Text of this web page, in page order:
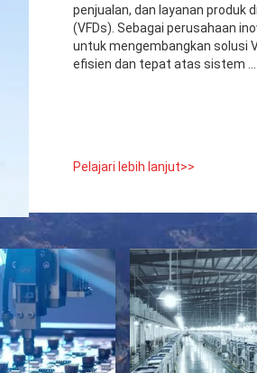
penjualan, dan layanan produk
(VFDs). Sebagai perusahaan
untuk mengembangkan solusi
efisien dan tepat atas sistem ...
Pelajari lebih lanjut>>